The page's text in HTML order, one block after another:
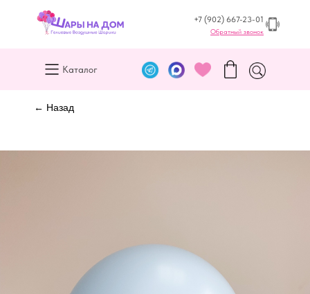
+7 (902) 667-23-01
Обратный звонок
Каталог
← Назад